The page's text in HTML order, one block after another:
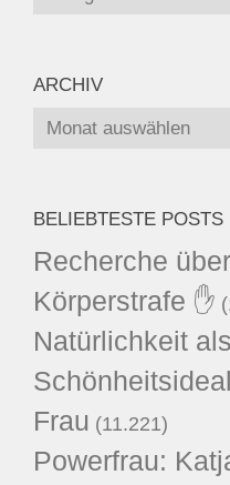
ARCHIV
Archiv
BELIEBTESTE POSTS
Recherche
Körperstrafe ✋
Natürlichkeit als
Frau (11.221)
Powerfrau: